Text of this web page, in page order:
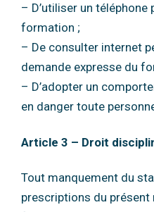
– D’utiliser un
formation ;
– De consulter internet
demande expresse du
– D’adopter un
en danger toute
Article 3 – Droit
Tout manquement du
prescriptions du